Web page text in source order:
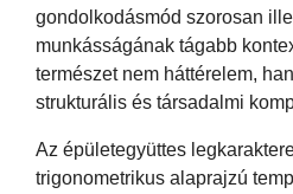
gondolkodásmód szorosan
munkásságának tágabb
természet nem háttérelem,
strukturális és társadalmi
Az épületegyüttes
trigonometrikus alaprajzú